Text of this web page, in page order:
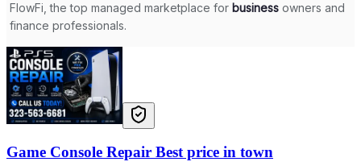
Game Console Repair Best price in town